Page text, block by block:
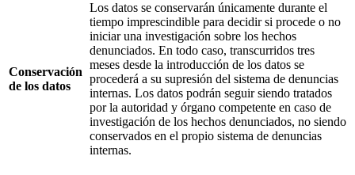
Conservación
de los datos
Los datos se conservarán únicamente durante el
tiempo imprescindible para decidir si procede o no
iniciar una investigación sobre los hechos
denunciados. En todo caso, transcurridos tres
meses desde la introducción de los datos se
procederá a su supresión del sistema de denuncias
internas. Los datos podrán seguir siendo tratados
por la autoridad y órgano competente en caso de
investigación de los hechos denunciados, no siendo
conservados en el propio sistema de denuncias
internas.